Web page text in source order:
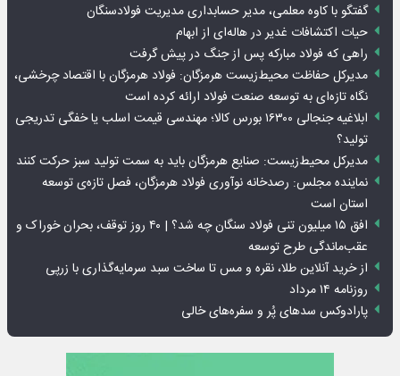
گفتگو با کاوه معلمی، مدیر حسابداری مدیریت فولادسنگان
حیات اکتشافات غدیر در هاله‌ای از ابهام
راهی که فولاد مبارکه پس از جنگ در پیش گرفت
مدیرکل حفاظت محیط‌زیست هرمزگان: فولاد هرمزگان با اقتصاد چرخشی،
نگاه تازه‌ای به توسعه صنعت فولاد ارائه کرده است
ابلاغیه جنجالی ۱۶۳۰۰ بورس کالا؛ مهندسی قیمت اسلب یا خفگی تدریجی
تولید؟
مدیرکل محیط‌زیست: صنایع هرمزگان باید به سمت تولید سبز حرکت کنند
نماینده مجلس: رصدخانه نوآوری فولاد هرمزگان، فصل تازه‌ی توسعه
استان است
افق ۱۵ میلیون تنی فولاد سنگان چه شد؟ | ۴۰ روز توقف، بحران خوراک و
عقب‌ماندگی طرح توسعه
از خرید آنلاین طلا، نقره و مس تا ساخت سبد سرمایه‌گذاری با زرپی
روزنامه ۱۴ مرداد
پارادوکس سدهای پُر و سفره‌های خالی